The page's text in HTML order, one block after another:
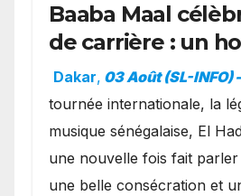
Baaba Maal
de carrière : un
exceptionnel à
présence de la
royale.
Dakar, 03 Août (SL-INFO)
tournée internationale, la
musique sénégalaise, El
une nouvelle fois fait
une belle consécration et